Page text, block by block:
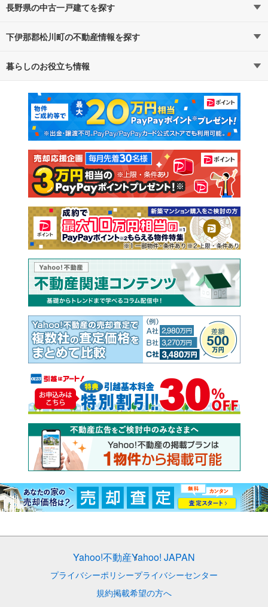
長野県の中古一戸建てを探す
路線・駅から探す
通勤・通学時間から探す
下伊那郡松川町の不動産情報を探す
不動産・住宅
新築マンション 中古マンション
新築一戸建て 中古一戸建て
注文住宅 土地
売却査定
暮らしのお役立ち情報
マンションカタログ 教えて！住まいの先生
Yahoo!不動産Yahoo! JAPAN
プライバシーポリシープライバシーセンター
規約掲載希望の方へ